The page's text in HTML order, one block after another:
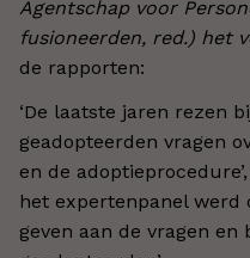
Agentschap voor
fusioneerden, red.) het
de rapporten:
‘De laatste jaren rezen
geadopteerden vragen
en de
het expertenpanel werd
geven aan de vragen en